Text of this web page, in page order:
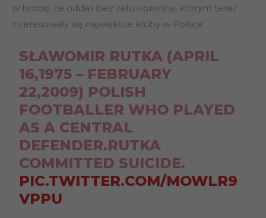
w brodę, że oddali bez żalu obrońcę, którym teraz
interesowały się największe kluby w Polsce.
SŁAWOMIR RUTKA (APRIL
16,1975 – FEBRUARY
22,2009) POLISH
FOOTBALLER WHO PLAYED
AS A CENTRAL
DEFENDER.RUTKA
COMMITTED SUICIDE.
PIC.TWITTER.COM/MOWLR9
VPPU